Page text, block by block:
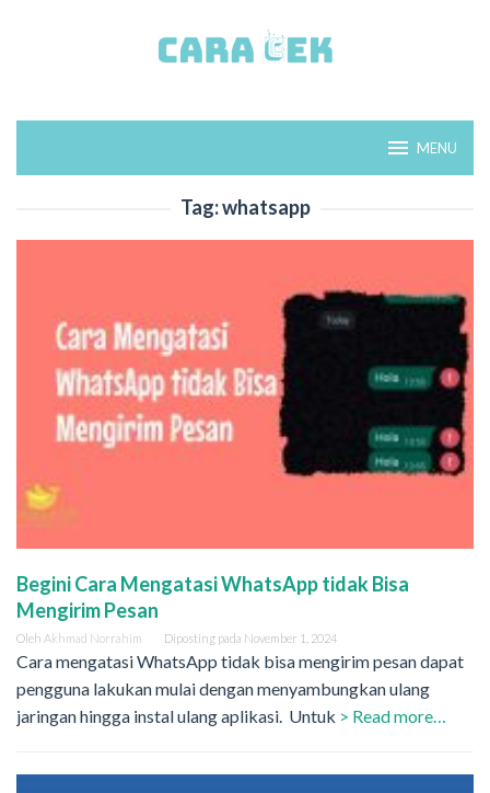
MENU
Tag:whatsapp
Begini Cara Mengatasi WhatsApp tidak Bisa
Mengirim Pesan
Oleh Akhmad Norrahim Diposting pada November 1, 2024
Cara mengatasi WhatsApp tidak bisa mengirim pesan dapat
pengguna lakukan mulai dengan menyambungkan ulang
jaringan hingga instal ulang aplikasi. Untuk > Read more…